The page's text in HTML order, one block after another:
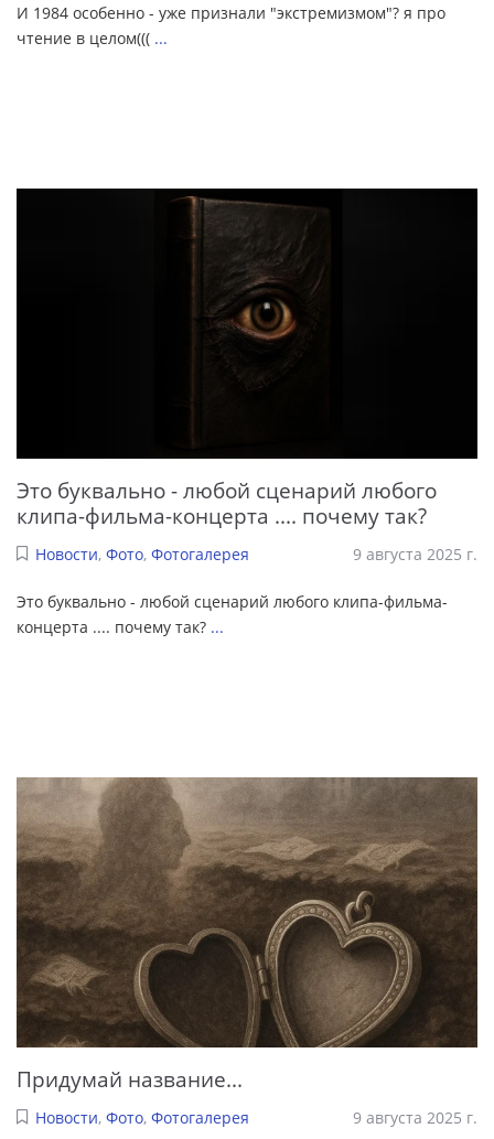
И 1984 особенно - уже признали "экстремизмом"? я про
чтение в целом((( ...
Это буквально - любой сценарий любого
клипа-фильма-концерта .... почему так?
Новости, Фото, Фотогалерея 9 августа 2025 г.
Это буквально - любой сценарий любого клипа-фильма-
концерта .... почему так? ...
Придумай название...
Новости, Фото, Фотогалерея 9 августа 2025 г.